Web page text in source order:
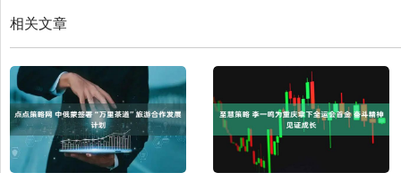
相关文章